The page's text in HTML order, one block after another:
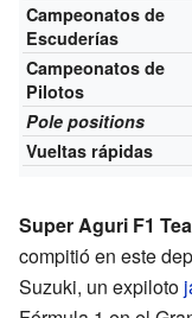
Campeonatos de
Escuderías
Campeonatos de
Pilotos
Pole positions
Vueltas rápidas
Super Aguri F1
compitió en este
Suzuki, un expiloto